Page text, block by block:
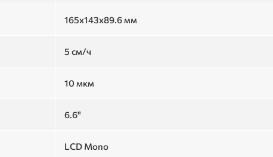
165х143х89.6 мм
5 см/ч
10 мкм
6.6"
LCD Mono